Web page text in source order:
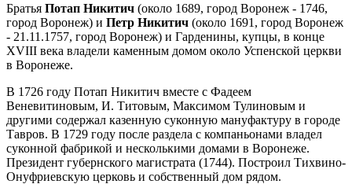
Братья Потап Никитич (около 1689, город Воронеж - 1746,
город Воронеж) и Петр Никитич (около 1691, город Воронеж
- 21.11.1757, город Воронеж) и Гарденины, купцы, в конце
XVIII века владели каменным домом около Успенской церкви
в Воронеже.
В 1726 году Потап Никитич вместе с Фадеем
Веневитиновым, И. Титовым, Максимом Тулиновым и
другими содержал казенную суконную мануфактуру в городе
Тавров. В 1729 году после раздела с компаньонами владел
суконной фабрикой и несколькими домами в Воронеже.
Президент губернского магистрата (1744). Построил Тихвино-
Онуфриевскую церковь и собственный дом рядом.